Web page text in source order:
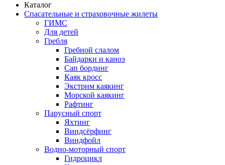
Каталог
Спасательные и страховочные жилеты
ГИМС
Для детей
Гребля
Гребной слалом
Байдарки и каноэ
Сап бординг
Каяк кросс
Экстрим каякинг
Морской каякинг
Рафтинг
Парусный спорт
Яхтинг
Виндсёрфинг
Виндфойл
Водно-моторный спорт
Гидроцикл